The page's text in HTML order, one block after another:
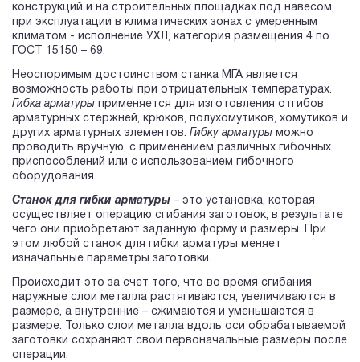
конструкций и на строительных площадках под навесом,
при эксплуатации в климатических зонах с умеренным
климатом - исполнение УХЛ, категория размещения 4 по
ГОСТ 15150 – 69.
Неоспоримым достоинством станка МГА является
возможность работы при отрицательных температурах.
Гибка арматуры применяется для изготовления отгибов
арматурных стержней, крюков, полухомутиков, хомутиков и
других арматурных элементов. Гибку арматуры можно
проводить вручную, с применением различных гибочных
приспособлений или с использованием гибочного
оборудования.
Станок для гибки арматуры – это установка, которая
осуществляет операцию сгибания заготовок, в результате
чего они приобретают заданную форму и размеры. При
этом любой станок для гибки арматуры меняет
изначальные параметры заготовки.
Происходит это за счет того, что во время сгибания
наружные слои металла растягиваются, увеличиваются в
размере, а внутренние – сжимаются и уменьшаются в
размере. Только слои металла вдоль оси обрабатываемой
заготовки сохраняют свои первоначальные размеры после
операции.